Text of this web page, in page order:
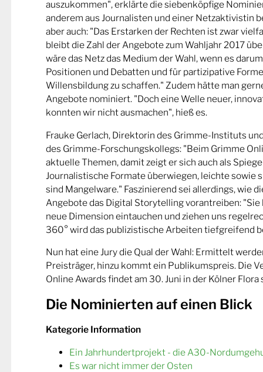
auszukommen", erklärte die siebenköpfige
anderem aus Journalisten und einer Netzaktivistin
aber auch: "Das Erstarken der Rechten ist zwar
bleibt die Zahl der Angebote zum Wahljahr 2017
wäre das Netz das Medium der Wahl, wenn es
Positionen und Debatten und für partizipative
Willensbildung zu schaffen." Zudem hätte man
Angebote nominiert. "Doch eine Welle neuer,
konnten wir nicht ausmachen", hieß es.
Frauke Gerlach, Direktorin des Grimme-Instituts
des Grimme-Forschungskollegs: "Beim Grimme
aktuelle Themen, damit zeigt er sich auch als
Journalistische Formate überwiegen, leichte sowie
sind Mangelware." Faszinierend sei allerdings, wie
Angebote das Digital Storytelling vorantreiben: "Sie
neue Dimension eintauchen und ziehen uns
360° wird das publizistische Arbeiten tiefgreifend
Nun hat eine Jury die Qual der Wahl: Ermittelt
Preisträger, hinzu kommt ein Publikumspreis. Die
Online Awards findet am 30. Juni in der Kölner Flora
Die Nominierten auf einen Blick
Kategorie Information
Ein Jahrhundertprojekt - die A30-
Es war nicht immer der Osten